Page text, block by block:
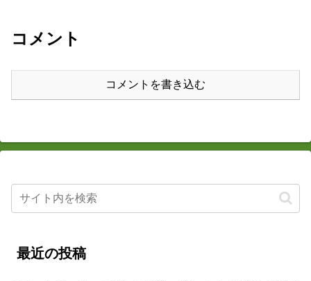
コメント
コメントを書き込む
最近の投稿